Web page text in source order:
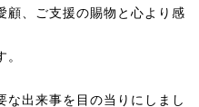
顧、ご支援の賜物と心より感
な出来事を目の当りにしまし